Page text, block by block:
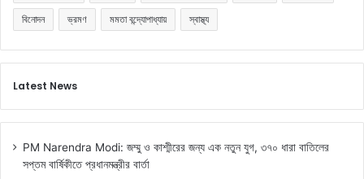
বিনোদন ভ্রমণ মমতা বন্দ্যোপাধ্যায় স্বাস্থ্য
Latest News
PM Narendra Modi: জম্মু ও কাশ্মীরের জন্য এক নতুন যুগ, ৩৭০ ধারা বাতিলের
সপ্তম বার্ষিকীতে প্রধানমন্ত্রীর বার্তা